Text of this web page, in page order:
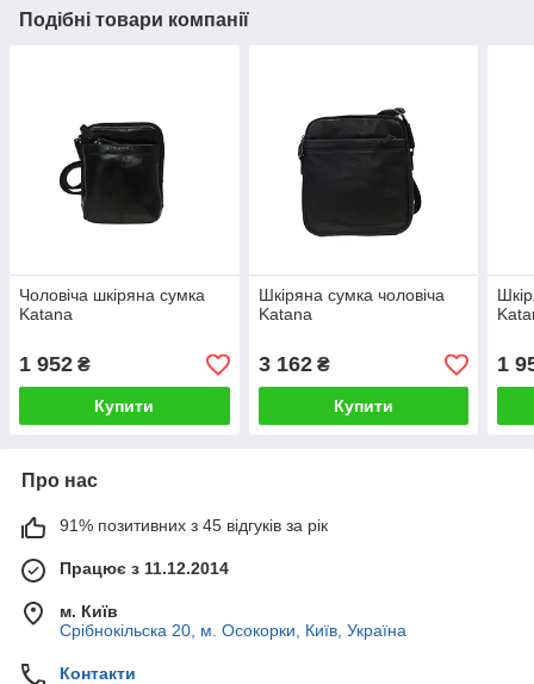
Подібні товари компанії
Чоловіча шкіряна сумка
Katana
1 952 ₴
Купити
Шкіряна сумка чоловіча
Katana
3 162₴
Купити
1
Про нас
91% позитивних з 45 відгуків за рік
Працює з 11.12.2014
м. Київ
Срібнокільска 20, м. Осокорки, Київ, Україна
Контакти